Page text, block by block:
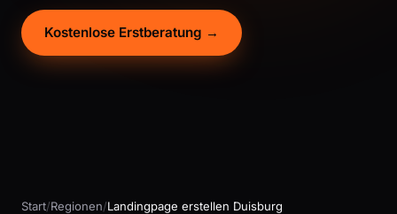
Kostenlose Erstberatung →
Start/Regionen/Landingpage erstellen Duisburg